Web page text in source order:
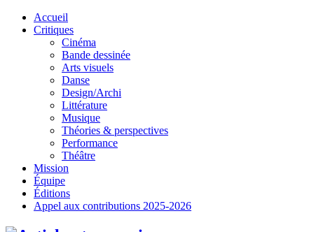
Skip
Accueil
Critiques
Cinéma
Bande dessinée
Arts visuels
Danse
Design/Archi
Littérature
Musique
Théories & perspectives
Performance
Théâtre
Mission
Équipe
Éditions
Appel aux contributions 2025-2026